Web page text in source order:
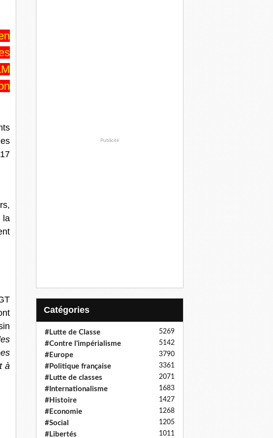
la
à
Publicité
Catégories
#Lutte de Classe 5269
#Contre l'impérialisme 5142
#Europe 3790
#Politique française 3361
#Lutte de classes 2071
#Internationalisme 1683
#Histoire 1427
#Economie 1268
#Social 1205
#Libertés 1011